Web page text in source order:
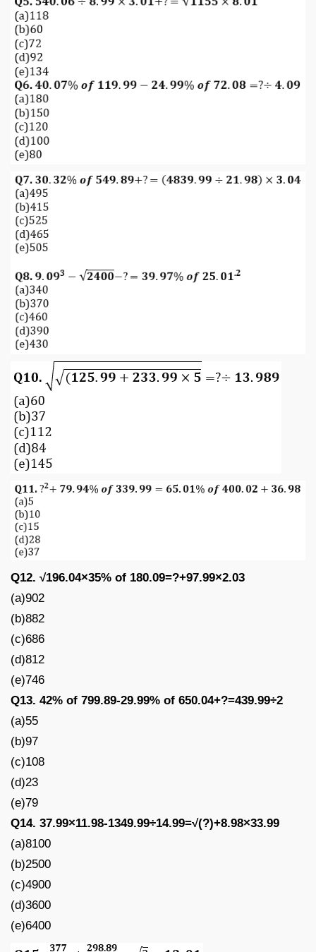
Q12. √196.04×35% of 180.09=?+97.99×2.03
(a)902
(b)882
(c)686
(d)812
(e)746
Q13. 42% of 799.89-29.99% of 650.04+?=439.99÷2
(a)55
(b)97
(c)108
(d)23
(e)79
Q14. 37.99×11.98-1349.99÷14.99=√(?)+8.98×33.99
(a)8100
(b)2500
(c)4900
(d)3600
(e)6400